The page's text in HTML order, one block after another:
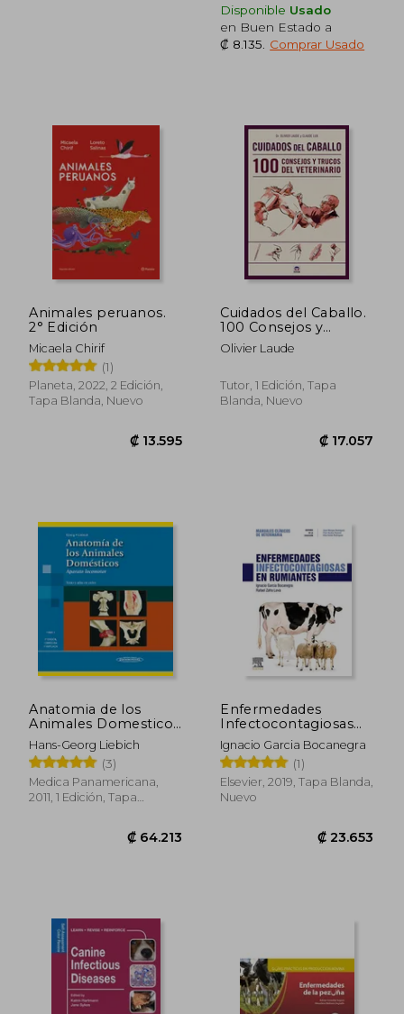
Disponible Usado
en Buen Estado a
₡ 8.135
Comprar Usado
Animales peruanos.
2° Edición
Micaela Chirif
(1)
Planeta, 2022, 2 Edición,
Tapa Blanda, Nuevo
Cuidados del Caballo.
100 Consejos y
Trucos del Veterinario
Olivier Laude
Tutor, 1 Edición, Tapa
Blanda, Nuevo
Anatomia de los
Animales Domesticos
Tomo 1 Aparato Loco
Motor (2 Edicion
Corregida y Amplia
Hans-Georg Liebich
(3)
Medica Panamericana,
2011, 1 Edición, Tapa
Enfermedades
Infectocontagiosas
en Rumiantes
Ignacio Garcia Bocanegra
(1)
Elsevier, 2019, Tapa Blanda,
Nuevo